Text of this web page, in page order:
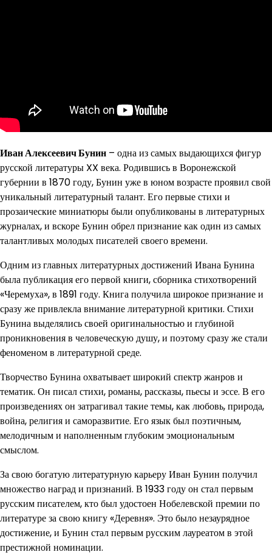
Иван Алексеевич Бунин – одна из самых выдающихся фигур
русской литературы XX века. Родившись в Воронежской
губернии в 1870 году, Бунин уже в юном возрасте проявил свой
уникальный литературный талант. Его первые стихи и
прозаические миниатюры были опубликованы в литературных
журналах, и вскоре Бунин обрел признание как один из самых
талантливых молодых писателей своего времени.
Одним из главных литературных достижений Ивана Бунина
была публикация его первой книги, сборника стихотворений
«Черемуха», в 1891 году. Книга получила широкое признание и
сразу же привлекла внимание литературной критики. Стихи
Бунина выделялись своей оригинальностью и глубиной
проникновения в человеческую душу, и поэтому сразу же стали
феноменом в литературной среде.
Творчество Бунина охватывает широкий спектр жанров и
тематик. Он писал стихи, романы, рассказы, пьесы и эссе. В его
произведениях он затрагивал такие темы, как любовь, природа,
война, религия и саморазвитие. Его язык был поэтичным,
мелодичным и наполненным глубоким эмоциональным
смыслом.
За свою богатую литературную карьеру Иван Бунин получил
множество наград и признаний. В 1933 году он стал первым
русским писателем, кто был удостоен Нобелевской премии по
литературе за свою книгу «Деревня». Это было незаурядное
достижение, и Бунин стал первым русским лауреатом в этой
престижной номинации.